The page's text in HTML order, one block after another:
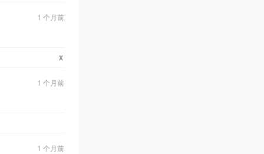
1 个月前
x
1 个月前
1 个月前